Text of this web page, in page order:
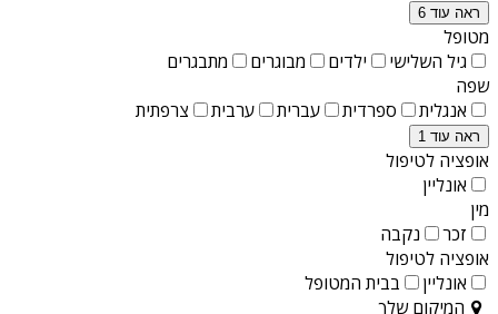
ראה עוד 6
מטופל
גיל השלישי
ילדים מבוגרים
מתבגרים
שפה
אנגלית
ספרדית עברית ערבית צרפתית
ראה עוד 1
אופציה לטיפול
אונליין
מין
זכר
נקבה
אופציה לטיפול
אונליין
בבית המטופל
המיקום שלך